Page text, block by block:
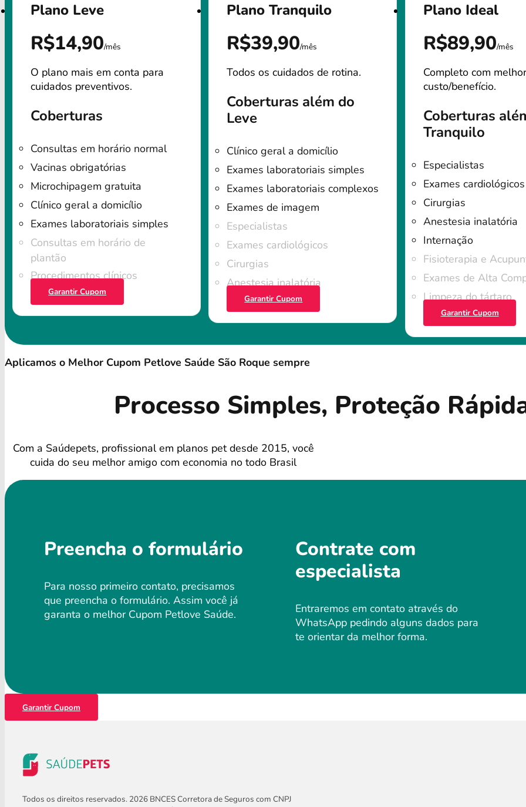
Plano Leve
R$14,90/mês
O plano mais em conta para
cuidados preventivos.
Coberturas
Consultas em horário normal
Vacinas obrigatórias
Microchipagem gratuita
Clínico geral a domicílio
Exames laboratoriais simples
Consultas em horário de
plantão
Procedimentos clínicos
Garantir Cupom
Plano Tranquilo
R$39,90/mês
Todos os cuidados de rotina.
Coberturas além do
Leve
Clínico geral a domicílio
Exames laboratoriais simples
Exames laboratoriais complexos
Exames de imagem
Especialistas
Exames cardiológicos
Cirurgias
Anestesia inalatória
Garantir Cupom
Plano Ideal
R$89,90/mês
Completo com melhor
custo/benefício.
Coberturas
Tranquilo
Especialistas
Exames cardiológicos
Cirurgias
Anestesia inalatória
Internação
Fisioterapia e
Exames de Alta
Limpeza do tártaro
Garantir Cupom
Aplicamos o Melhor Cupom Petlove Saúde São Roque sempre
Processo Simples, Proteção
Com a Saúdepets, profissional em planos pet desde 2015, você
cuida do seu melhor amigo com economia no todo Brasil
Preencha o formulário
Para nosso primeiro contato, precisamos
que preencha o formulário. Assim você já
garanta o melhor Cupom Petlove Saúde.
Contrate com
especialista
Entraremos em contato através do
WhatsApp pedindo alguns dados para
te orientar da melhor forma.
Garantir Cupom
Todos os direitos reservados. 2026 BNCES Corretora de Seguros com CNPJ